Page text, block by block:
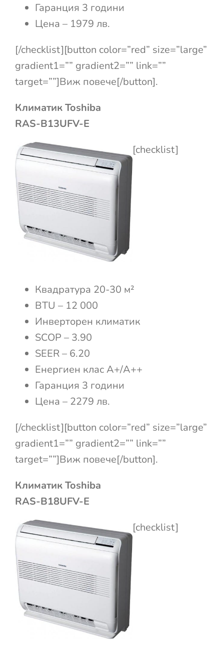
Гаранция 3 години
Цена – 1979 лв.
[/checklist][button color=”red” size=”large”
gradient1=”” gradient2=”” link=””
target=””]Виж повече[/button].
Климатик Toshiba
RAS-B13UFV-E
[checklist]
Квадратура 20-30 м²
BTU – 12 000
Инверторен климатик
SCOP – 3.90
SEER – 6.20
Енергиен клас А+/А++
Гаранция 3 години
Цена – 2279 лв.
[/checklist][button color=”red” size=”large”
gradient1=”” gradient2=”” link=””
target=””]Виж повече[/button].
Климатик Toshiba
RAS-B18UFV-E
[checklist]